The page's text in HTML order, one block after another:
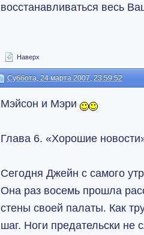
восстанавливаться весь
Наверх
Суббота, 24 марта 2007, 23:59:52
Мэйсон и Мэри
Глава 6. «Хорошие
Сегодня Джейн с самого
Она раз восемь прошла
стены своей палаты. Как
шаг. Ноги предательски не